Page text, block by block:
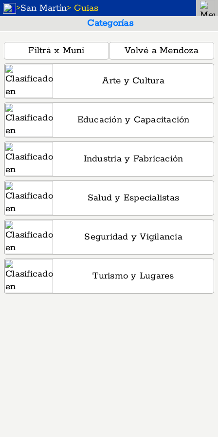
>San Martín> Guias
Categorías
Filtrá x Muni Volvé a Mendoza
Arte y Cultura
Educación y Capacitación
Industria y Fabricación
Salud y Especialistas
Seguridad y Vigilancia
Turismo y Lugares